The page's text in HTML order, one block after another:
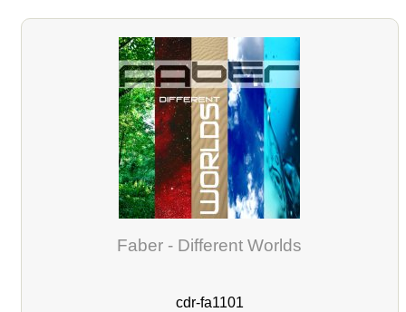
Faber - Different Worlds
cdr-fa1101